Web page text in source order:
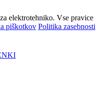
elektrotehniko. Vse pravice
piškotkov Politika zasebnosti